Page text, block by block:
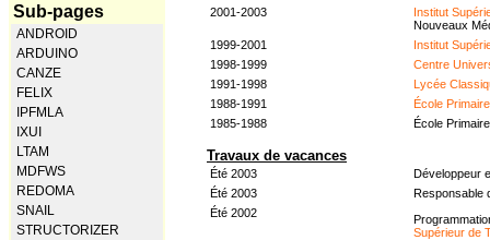
Sub-pages
ANDROID
ARDUINO
CANZE
FELIX
IPFMLA
IXUI
LTAM
MDFWS
REDOMA
SNAIL
STRUCTORIZER
2001-2003
Institut
Nouveaux
1999-2001
Institut
1998-1999
Centre
1991-1998
Lycée
1988-1991
École
1985-1988
École
Travaux de vacances
Été 2003
Développeur
Été 2003
Responsable
Été 2002
Supérieur de